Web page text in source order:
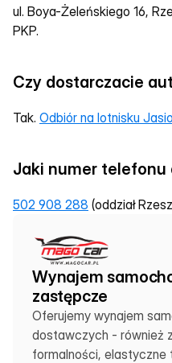
ul. Boya-Żeleńskiego 16,
PKP.
Czy dostarczacie
Tak. Odbiór na lotnisku
Jaki numer telefonu
502 908 288 (oddział
Wynajem
zastępcze
Oferujemy wynajem
dostawczych - również
formalności, elastyczne